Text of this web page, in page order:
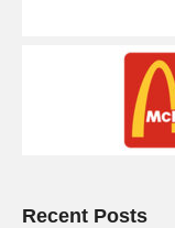
Recent Posts